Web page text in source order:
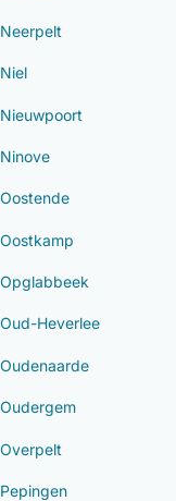
Neerpelt
Niel
Nieuwpoort
Ninove
Oostende
Oostkamp
Opglabbeek
Oud-Heverlee
Oudenaarde
Oudergem
Overpelt
Pepingen